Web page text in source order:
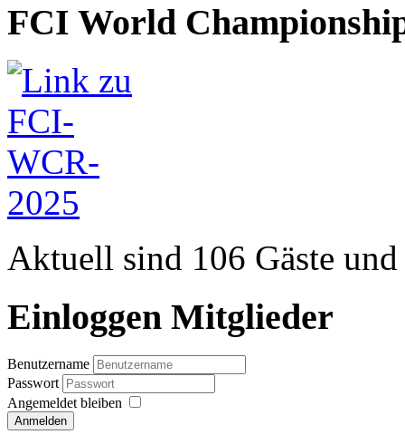
FCI World
Aktuell sind 106 Gäste
Einloggen Mitglieder
Benutzername
Passwort
Angemeldet bleiben
Anmelden